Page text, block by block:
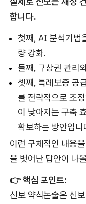
합니다.
첫째, AI 분석기법
량 강화.
둘째, 구상권 관리
셋째, 특례보증 공
를 전략적으로 조
이 낮아지는 구축
확보하는 방안입니
이런 구체적인 내용
을 벗어난 답안이 나
👉 핵심 포인트:
신보 약식논술은 신